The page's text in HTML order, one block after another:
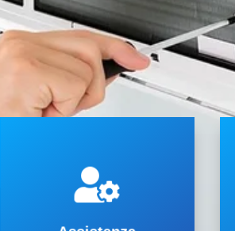

a Borgone Susa fissi, mono
split, multisplit o impianti a
Flusso di Refrigerante